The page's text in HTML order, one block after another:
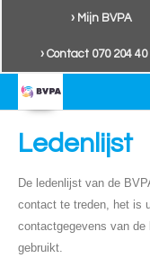
› Mijn BVPA
› Contact 070 204 40
Ledenlijst
De ledenlijst van de
contact te treden, het is
contactgegevens van de
gebruikt.